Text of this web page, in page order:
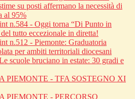
su posti affermano la necessità di
al 95%
n.584 - Oggi torna “Di Punto in
tutto eccezionale in diretta!
n.512 - Piemonte: Graduatoria
per ambiti territoriali diocesani
scuole bruciano in estate: 30 gradi e
PIEMONTE - TFA SOSTEGNO XI
PIEMONTE - PERCORSO